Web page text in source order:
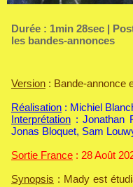
Durée : 1min 28sec |
les bandes-annonces
Version : Bande-annonce
Réalisation : Michiel
Interprétation : Jonathan
Jonas Bloquet, Sam
Sortie France : 28 Août
Synopsis : Mady est